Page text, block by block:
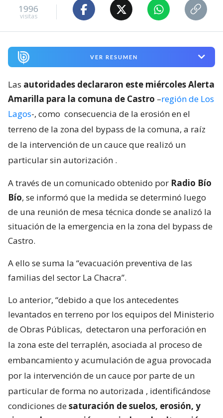
1996
visitas
VER RESUMEN
Las autoridades declararon este miércoles Alerta
Amarilla para la comuna de Castro –región de Los
Lagos-, como consecuencia de la erosión en el
terreno de la zona del bypass de la comuna, a raíz
de la intervención de un cauce que realizó un
particular sin autorización .
A través de un comunicado obtenido por Radio Bío
Bío, se informó que la medida se determinó luego
de una reunión de mesa técnica donde se analizó la
situación de la emergencia en la zona del bypass de
Castro.
A ello se suma la “evacuación preventiva de las
familias del sector La Chacra”.
Lo anterior, “debido a que los antecedentes
levantados en terreno por los equipos del Ministerio
de Obras Públicas, detectaron una perforación en
la zona este del terraplén, asociada al proceso de
embancamiento y acumulación de agua provocada
por la intervención de un cauce por parte de un
particular de forma no autorizada , identificándose
condiciones desaturación de suelos, erosión, y